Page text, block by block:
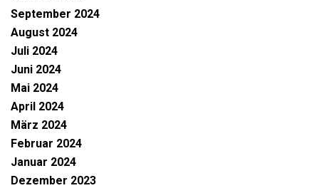
September 2024
August 2024
Juli 2024
Juni 2024
Mai 2024
April 2024
März 2024
Februar 2024
Januar 2024
Dezember 2023